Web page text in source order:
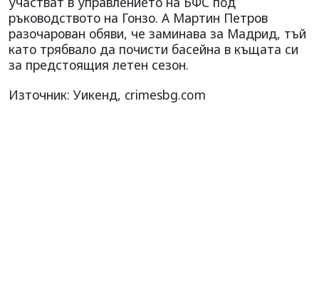
ръководството на Гонзо. А Мартин Петров
разочарован обяви, че заминава за Мадрид, тъй
като трябвало да почисти басейна в къщата си
за предстоящия летен сезон.
Източник: Уикенд, crimesbg.com